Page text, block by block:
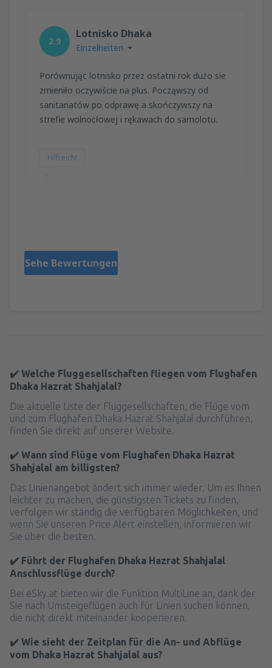
2.9
Lotnisko Dhaka
Einzelheiten
Porównując lotnisko przez ostatni rok dużo sie
zmieniło oczywiście na plus. Począwszy od
sanitariatów po odprawę a skończywszy na
strefie wolnocłowej i rękawach do samolotu.
Hilfreich!
Sehe Bewertungen
✔️ Welche Fluggesellschaften fliegen vom Flughafen
Dhaka Hazrat Shahjalal?
Die aktuelle Liste der Fluggesellschaften, die Flüge vom
und zum Flughafen Dhaka Hazrat Shahjalal durchführen,
finden Sie direkt auf unserer Website.
✔️ Wann sind Flüge vom Flughafen Dhaka Hazrat
Shahjalal am billigsten?
Das Linienangebot ändert sich immer wieder. Um es Ihnen
leichter zu machen, die günstigsten Tickets zu finden,
verfolgen wir ständig die verfügbaren Möglichkeiten, und
wenn Sie unseren Price Alert einstellen, informieren wir
Sie über die besten.
✔️ Führt der Flughafen Dhaka Hazrat Shahjalal
Anschlussflüge durch?
Bei eSky.at bieten wir die Funktion MultiLine an, dank der
Sie nach Umsteigeflügen auch für Linien suchen können,
die nicht direkt miteinander kooperieren.
✔️ Wie sieht der Zeitplan für die An- und Abflüge
vom Dhaka Hazrat Shahjalal aus?